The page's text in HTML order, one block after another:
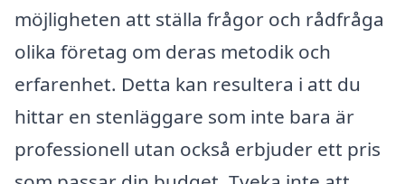
möjligheten att ställa frågor och rådfråga
olika företag om deras metodik och
erfarenhet. Detta kan resultera i att du
hittar en stenläggare som inte bara är
professionell utan också erbjuder ett pris